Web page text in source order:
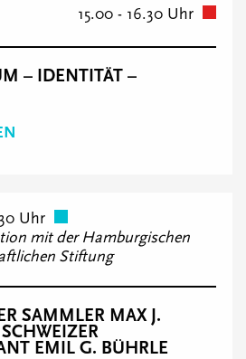
15.00 - 16.30 Uhr
– IDENTITÄT –
Uhr
mit der Hamburgischen
Stiftung
SAMMLER MAX J.
EMIL G. BÜHRLE